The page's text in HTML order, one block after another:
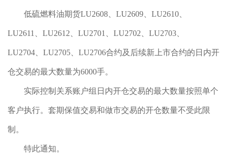
低硫燃料油期货LU2608、LU2609、LU2610、
LU2611、LU2612、LU2701、LU2702、LU2703、
LU2704、LU2705、LU2706合约及后续新上市合约的日内开
仓交易的最大数量为6000手。
实际控制关系账户组日内开仓交易的最大数量按照单个
客户执行。套期保值交易和做市交易的开仓数量不受此限
制。
特此通知。